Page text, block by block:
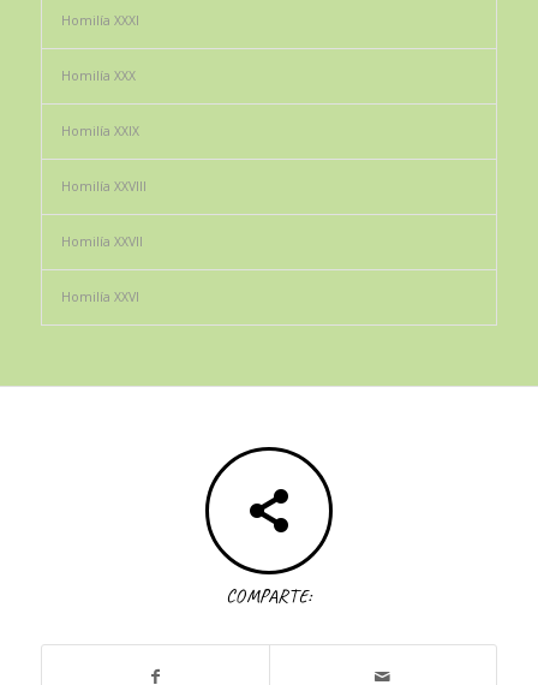
Homilía XXXI
Homilía XXX
Homilía XXIX
Homilía XXVIII
Homilía XXVII
Homilía XXVI
COMPARTE: